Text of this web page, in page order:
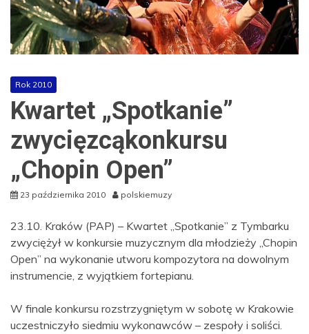
Rok 2010
Kwartet „Spotkanie”
zwycięzcąkonkursu
„Chopin Open”
23 października 2010 polskiemuzy
23.10. Kraków (PAP) – Kwartet „Spotkanie” z Tymbarku
zwyciężył w konkursie muzycznym dla młodzieży „Chopin
Open” na wykonanie utworu kompozytora na dowolnym
instrumencie, z wyjątkiem fortepianu.
W finale konkursu rozstrzygniętym w sobotę w Krakowie
uczestniczyło siedmiu wykonawców – zespoły i soliści.